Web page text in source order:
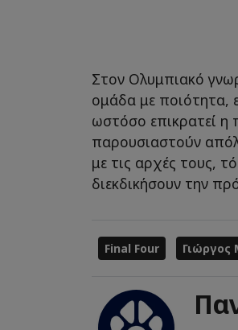
Στον Ολυμπιακό
ομάδα με ποιότητα,
ωστόσο επικρατεί η
παρουσιαστούν
με τις αρχές τους,
διεκδικήσουν την
Final Four